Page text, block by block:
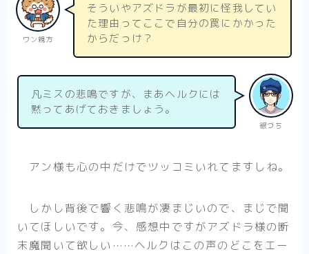
ワン親方
そういやアズドラが最初に怪我してい
た理由ってここで自分の罠にかかった
からだっけ？
銀づち
凡ミスの悲鳴ですが、まあヘルクには
黙ってあげておきましょう。
アン様も心の中だけでツッコミいれてますしね。
しかし背後で響く悲鳴が凄まじいので、まじで聞
いてほしいです。今、感想中ですがアズドラ様の断
末魔聞いて欲しい……ヘルクはこの声のどこをエー